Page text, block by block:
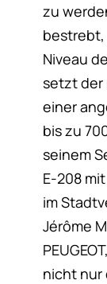
zu
Niveau
setzt der
einer
bis zu
seinem
E-208
im
Jérôme
nicht nur